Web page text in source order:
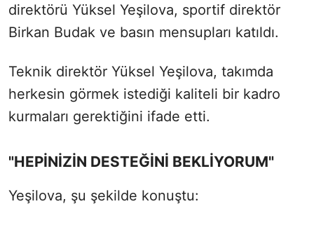
direktörü Yüksel Yeşilova, sportif direktör
Birkan Budak ve basın mensupları katıldı.
Teknik direktör Yüksel Yeşilova, takımda
herkesin görmek istediği kaliteli bir kadro
kurmaları gerektiğini ifade etti.
"HEPİNİZİN DESTEĞİNİ BEKLİYORUM"
Yeşilova, şu şekilde konuştu: